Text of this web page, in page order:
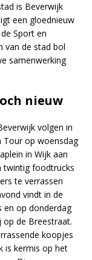
is Beverwijk
een gloednieuw
Sport en
van de stad bol
samenwerking
nieuw
volgen in
Tour op woensdag
in Wijk aan
twintig foodtrucks
te verrassen
vindt in de
en op donderdag
de Breestraat.
koopjes
is kermis op het